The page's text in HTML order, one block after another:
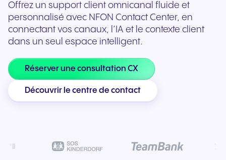
Offrez un support client omnicanal fluide et
personnalisé avec NFON Contact Center, en
connectant vos canaux, l’IA et le contexte client
dans un seul espace intelligent.
Réserver une consultation CX
Découvrir le centre de contact